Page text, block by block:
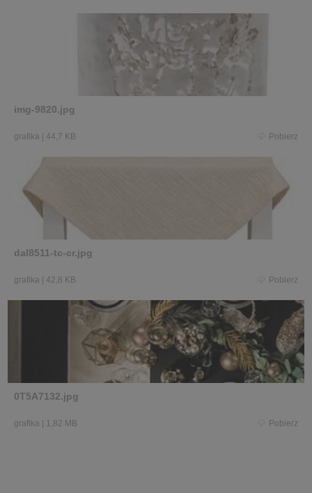
img-9820.jpg
grafika 44,7 KB Pobierz
dal8511-tc-cr.jpg
grafika 42,8 KB Pobierz
0T5A7132.jpg
grafika 1,82 MB Pobierz